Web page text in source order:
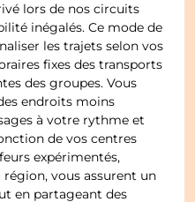
lors de nos circuits
inégalés. Ce mode de
les trajets selon vos
fixes des transports
des groupes. Vous
endroits moins
à votre rythme et
de vos centres
expérimentés,
vous assurent un
en partageant des